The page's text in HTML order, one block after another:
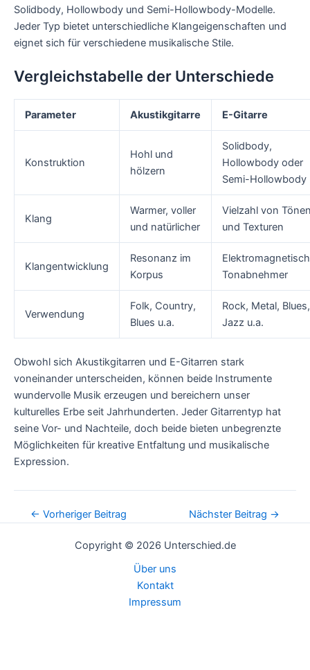
Solidbody, Hollowbody und Semi-Hollowbody-Modelle.
Jeder Typ bietet unterschiedliche Klangeigenschaften und
eignet sich für verschiedene musikalische Stile.
Vergleichstabelle der Unterschiede
Parameter Akustikgitarre E-Gitarre
Konstruktion
Hohl und
hölzern
Solidbody,
Hollowbody oder
Semi-Hollowbody
Klang
Warmer, voller
und natürlicher
Vielzahl von
und Texturen
Klangentwicklung
Resonanz im
Korpus
Tonabnehmer
Verwendung
Folk, Country,
Blues u.a.
Rock, Metal, Blues,
Jazz u.a.
Obwohl sich Akustikgitarren und E-Gitarren stark
voneinander unterscheiden, können beide Instrumente
wundervolle Musik erzeugen und bereichern unser
kulturelles Erbe seit Jahrhunderten. Jeder Gitarrentyp hat
seine Vor- und Nachteile, doch beide bieten unbegrenzte
Möglichkeiten für kreative Entfaltung und musikalische
Expression.
Post← Vorheriger Beitrag Nächster Beitrag →
Copyright © 2026 Unterschied.de
Über uns
Kontakt
Impressum